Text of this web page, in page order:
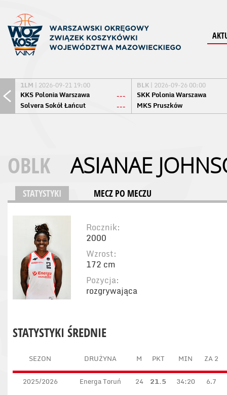
1LM | 2026-09-21 19:00
KKS Polonia Warszawa
---
Solvera Sokół Łańcut
---
BLK | 2026-09-26 00:00
SKK Polonia Warszawa
MKS Pruszków
OBLK ASIANAE
STATYSTYKI MECZ PO MECZU
Rocznik:
2000
Wzrost:
172 cm
Pozycja:
rozgrywająca
STATYSTYKI ŚREDNIE
SEZON DRUŻYNA M PKT MIN ZA 2
2025/2026 Energa Toruń 24 21.5 34:20 6.7